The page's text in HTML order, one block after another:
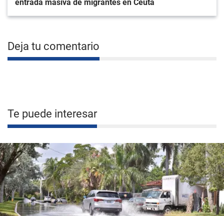
entrada masiva de migrantes en Ceuta
Deja tu comentario
Te puede interesar